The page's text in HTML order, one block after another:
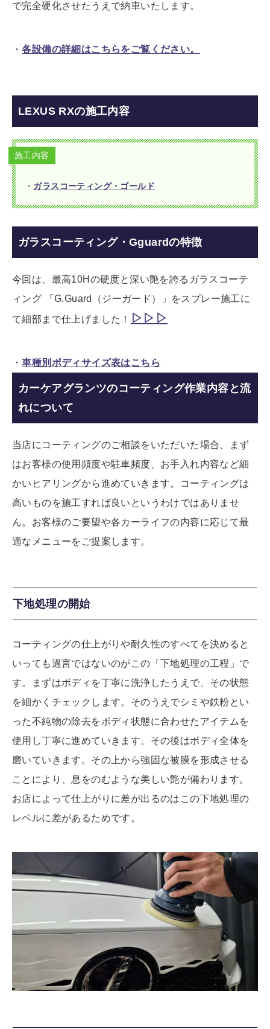
で完全硬化させたうえで納車いたします。
・各設備の詳細はこちらをご覧ください。
LEXUS RXの施工内容
施工内容
・ ガラスコーティング・ゴールド
ガラスコーティング・Gguardの特徴
今回は、最高10Hの硬度と深い艶を誇るガラスコーテ
ィング 「G.Guard（ジーガード）」をスプレー施工に
て細部まで仕上げました！
▷▷▷
・車種別ボディサイズ表はこちら
カーケアグランツのコーティング作業内容と流
れについて
当店にコーティングのご相談をいただいた場合、まず
はお客様の使用頻度や駐車頻度、お手入れ内容など細
かいヒアリングから進めていきます。コーティングは
高いものを施工すれば良いというわけではありませ
ん。お客様のご要望や各カーライフの内容に応じて最
適なメニューをご提案します。
下地処理の開始
コーティングの仕上がりや耐久性のすべてを決めると
いっても過言ではないのがこの「下地処理の工程」で
す。まずはボディを丁寧に洗浄したうえで、その状態
を細かくチェックします。そのうえでシミや鉄粉とい
った不純物の除去をボディ状態に合わせたアイテムを
使用し丁寧に進めていきます。その後はボディ全体を
磨いていきます。その上から強固な被膜を形成させる
ことにより、息をのむような美しい艶が備わります。
お店によって仕上がりに差が出るのはこの下地処理の
レベルに差があるためです。